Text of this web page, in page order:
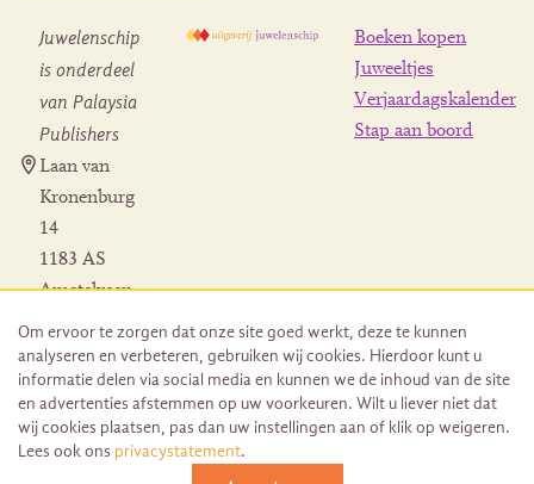
Juwelenschip
is onderdeel
van Palaysia
Publishers
Laan van
Kronenburg
14
1183 AS
Amstelveen
Herroeping
bestelling
Boeken kopen
Juweeltjes
Verjaardagskalender
Stap aan boord
Om ervoor te zorgen dat onze site goed werkt, deze te kunnen
analyseren en verbeteren, gebruiken wij cookies. Hierdoor kunt u
informatie delen via social media en kunnen we de inhoud van de site
en advertenties afstemmen op uw voorkeuren. Wilt u liever niet dat
wij cookies plaatsen, pas dan uw instellingen aan of klik op weigeren.
Lees ook ons privacystatement.